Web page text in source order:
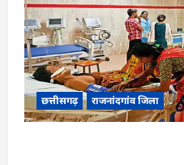
छत्तीसगढ़ राजनांदगांव जिला